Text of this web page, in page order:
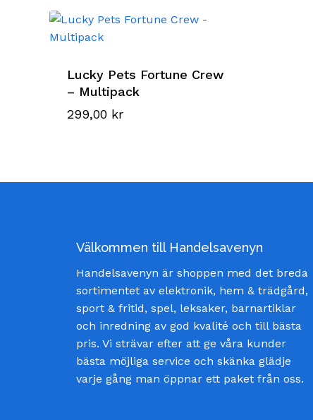
Lucky Pets Fortune Crew
– Multipack
299,00 kr
Välkommen till Handelsavenyn
Handelsavenyn är shoppen med det breda
sortimentet av elektronik, hem & trädgård,
sport & fritid, spel, leksaker, barnartiklar
och inredning av god kvalité och till bästa
pris. Vi strävar efter att ge våra kunder
bästa möjliga service och skänka glädje
varje gång man öppnar ett paket från oss.